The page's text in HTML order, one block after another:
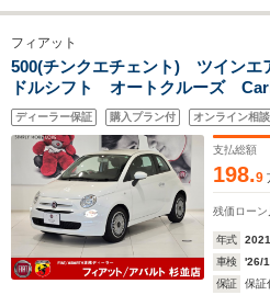
フィアット
500(チンクエチェント) ツイン
ドルシフト オートクルーズ
ディーラー保証 購入プラン付 オンライン相
支払総額
198.9
残価ローン
年式 2021
車検
'26/
保証
保証